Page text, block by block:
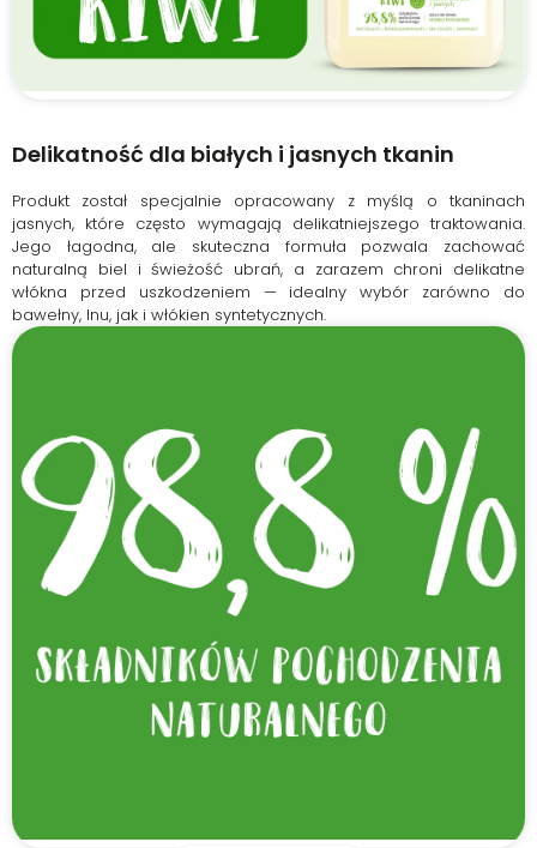
Delikatność dla białych i jasnych tkanin
Produkt został specjalnie opracowany z myślą o tkaninach
jasnych, które często wymagają delikatniejszego traktowania.
Jego łagodna, ale skuteczna formuła pozwala zachować
naturalną biel i świeżość ubrań, a zarazem chroni delikatne
włókna przed uszkodzeniem — idealny wybór zarówno do
bawełny, lnu, jak i włókien syntetycznych.